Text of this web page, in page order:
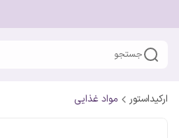
جستجو
ارکیداستور مواد غذایی